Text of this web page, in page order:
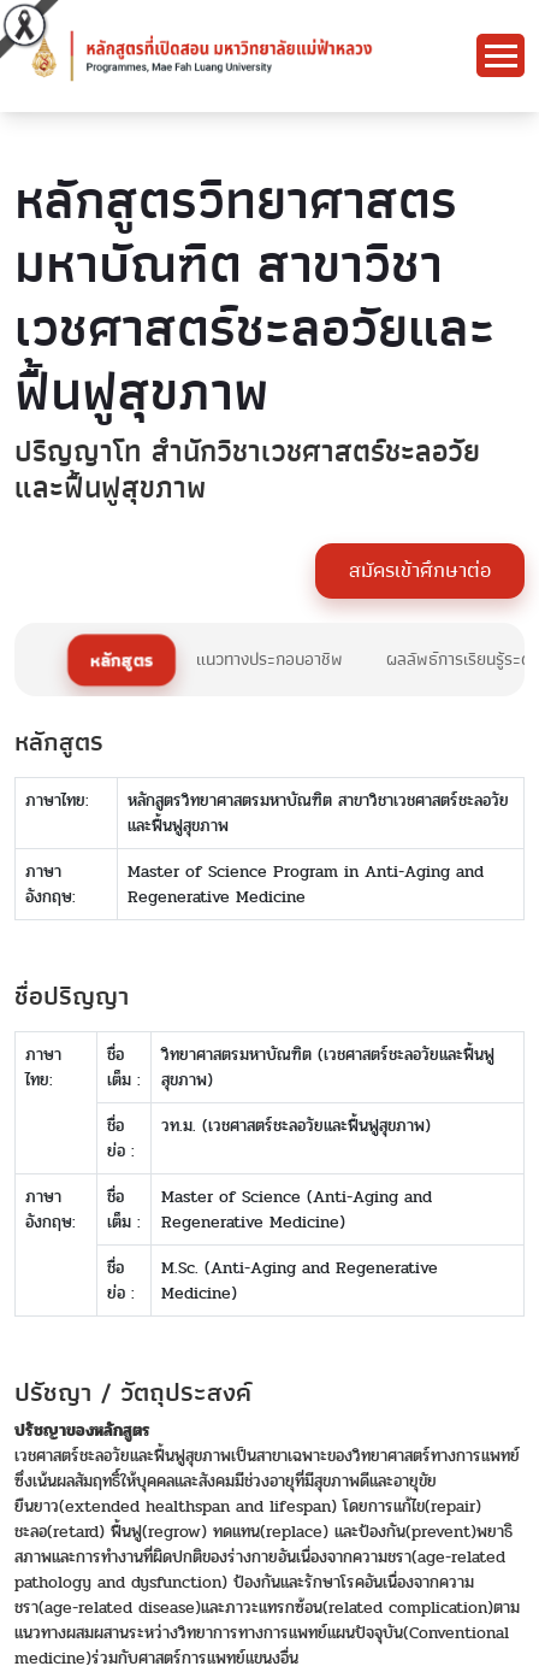
หลักสูตรวิทยาศาสตร
มหาบัณฑิต สาขาวิชา
เวชศาสตร์ชะลอวัยและ
ฟื้นฟูสุขภาพ
ปริญญาโท สำนักวิชาเวชศาสตร์ชะลอวัย
และฟื้นฟูสุขภาพ
สมัครเข้าศึกษาต่อ
หลักสูตร แนวทางประกอบอาชีพ ผลลัพธ์การเรียนรู้ระ
หลักสูตร
ภาษาไทย:
หลักสูตรวิทยาศาสตรมหาบัณฑิต สาขาวิชาเวชศาสตร์ชะลอวัย
และฟื้นฟูสุขภาพ
ภาษา
อังกฤษ:
Master of Science Program in Anti-Aging and
Regenerative Medicine
ชื่อปริญญา
ภาษา
ไทย:
ชื่อ
เต็ม :
วิทยาศาสตรมหาบัณฑิต (เวชศาสตร์ชะลอวัยและฟื้นฟู
สุขภาพ)
ชื่อ
ย่อ :
วท.ม. (เวชศาสตร์ชะลอวัยและฟื้นฟูสุขภาพ)
ภาษา
อังกฤษ:
ชื่อ
เต็ม :
Master of Science (Anti-Aging and
Regenerative Medicine)
ชื่อ
ย่อ :
M.Sc. (Anti-Aging and Regenerative
Medicine)
ปรัชญา / วัตถุประสงค์
ปรัชญาของหลักสูตร
เวชศาสตร์ชะลอวัยและฟื้นฟูสุขภาพเป็นสาขาเฉพาะของวิทยาศาสตร์ทางการแพทย์
ซึ่งเน้นผลสัมฤทธิ์ให้บุคคลและสังคมมีช่วงอายุที่มีสุขภาพดีและอายุขัย
ยืนยาว(extended healthspan and lifespan) โดยการแก้ไข(repair)
ชะลอ(retard) ฟื้นฟู(regrow) ทดแทน(replace) และป้องกัน(prevent)พยาธิ
สภาพและการทำงานที่ผิดปกติของร่างกายอันเนื่องจากความชรา(age-related
pathology and dysfunction) ป้องกันและรักษาโรคอันเนื่องจากความ
ชรา(age-related disease)และภาวะแทรกซ้อน(related complication)ตาม
แนวทางผสมผสานระหว่างวิทยาการทางการแพทย์แผนปัจจุบัน(Conventional
medicine)ร่วมกับศาสตร์การแพทย์แขนงอื่น